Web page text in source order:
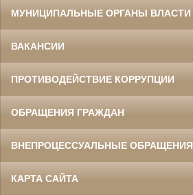
МУНИЦИПАЛЬНЫЕ ОРГАНЫ ВЛАСТИ
ВАКАНСИИ
ПРОТИВОДЕЙСТВИЕ КОРРУПЦИИ
ОБРАЩЕНИЯ ГРАЖДАН
ВНЕПРОЦЕССУАЛЬНЫЕ ОБРАЩЕНИЯ
КАРТА САЙТА